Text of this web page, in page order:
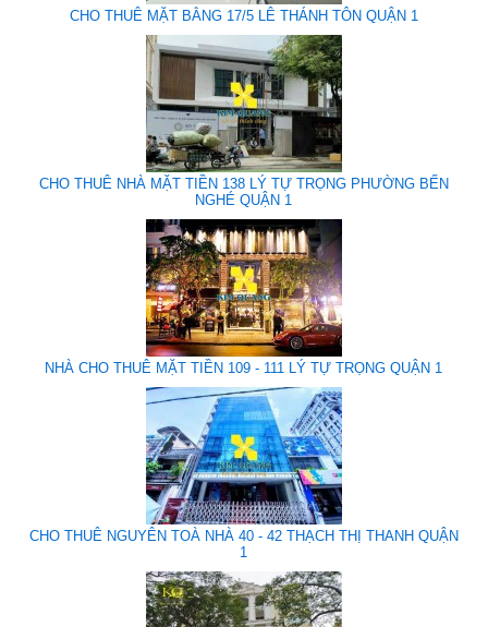
CHO THUÊ MẶT BẰNG 17/5 LÊ THÁNH TÔN QUẬN 1
CHO THUÊ NHÀ MẶT TIỀN 138 LÝ TỰ TRỌNG PHƯỜNG BẾN
NGHÉ QUẬN 1
NHÀ CHO THUÊ MẶT TIỀN 109 - 111 LÝ TỰ TRỌNG QUẬN 1
CHO THUÊ NGUYÊN TOÀ NHÀ 40 - 42 THẠCH THỊ THANH QUẬN
1